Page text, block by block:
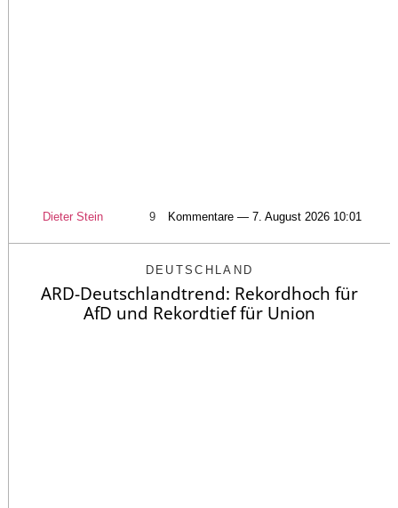
Dieter Stein 9 Kommentare — 7. August 2026 10:01
DEUTSCHLAND
ARD-Deutschlandtrend: Rekordhoch für
AfD und Rekordtief für Union